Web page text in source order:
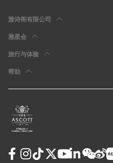
雅诗阁有限公司
雅星会
旅行与体验
帮助